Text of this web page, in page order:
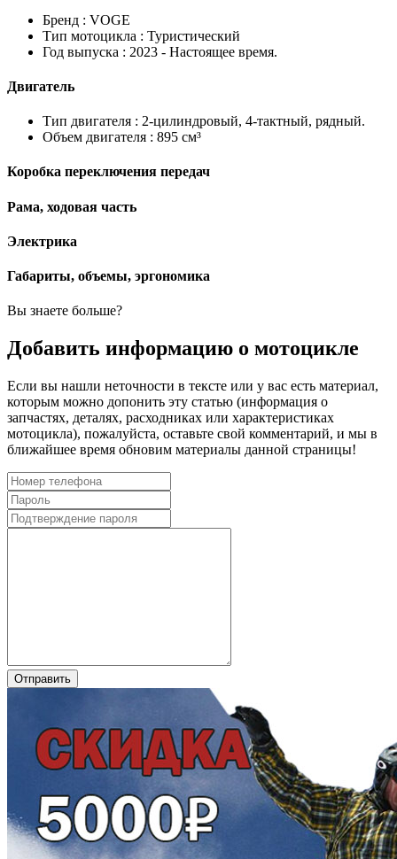
Бренд : VOGE
Тип мотоцикла : Туристический
Год выпуска : 2023 - Настоящее время.
Двигатель
Тип двигателя : 2-цилиндровый, 4-тактный, рядный.
Объем двигателя : 895 см³
Коробка переключения передач
Рама, ходовая часть
Электрика
Габариты, объемы, эргономика
Вы знаете больше?
Добавить информацию о мотоцикле
Если вы нашли неточности в тексте или у вас есть материал,
которым можно допонить эту статью (информация о
запчастях, деталях, расходниках или характеристиках
мотоцикла), пожалуйста, оставьте свой комментарий, и мы в
ближайшее время обновим материалы данной страницы!
Отправить